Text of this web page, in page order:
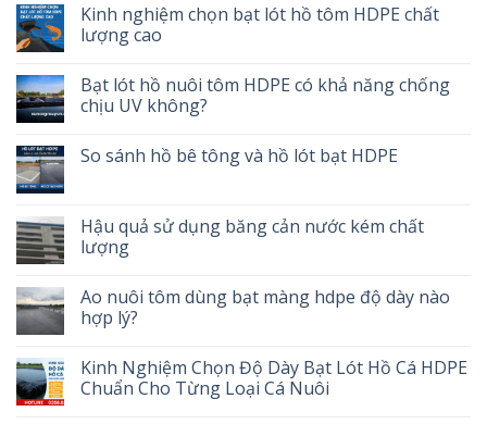
Kinh nghiệm chọn bạt lót hồ tôm HDPE chất
lượng cao
Bạt lót hồ nuôi tôm HDPE có khả năng chống
chịu UV không?
So sánh hồ bê tông và hồ lót bạt HDPE
Hậu quả sử dụng băng cản nước kém chất
lượng
Ao nuôi tôm dùng bạt màng hdpe độ dày nào
hợp lý?
Kinh Nghiệm Chọn Độ Dày Bạt Lót Hồ Cá HDPE
Chuẩn Cho Từng Loại Cá Nuôi